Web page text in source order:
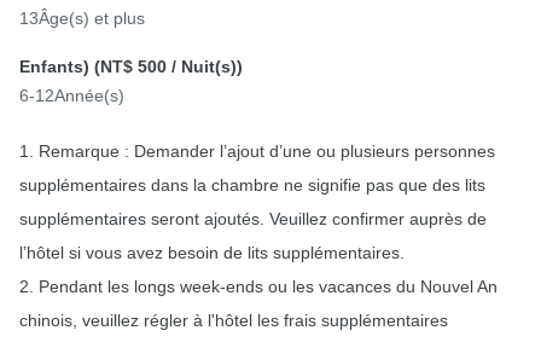
13Âge(s) et plus
Enfants) (NT$ 500 / Nuit(s))
6-12Année(s)
1. Remarque : Demander l’ajout d’une ou plusieurs personnes
supplémentaires dans la chambre ne signifie pas que des lits
supplémentaires seront ajoutés. Veuillez confirmer auprès de
l’hôtel si vous avez besoin de lits supplémentaires.
2. Pendant les longs week-ends ou les vacances du Nouvel An
chinois, veuillez régler à l'hôtel les frais supplémentaires